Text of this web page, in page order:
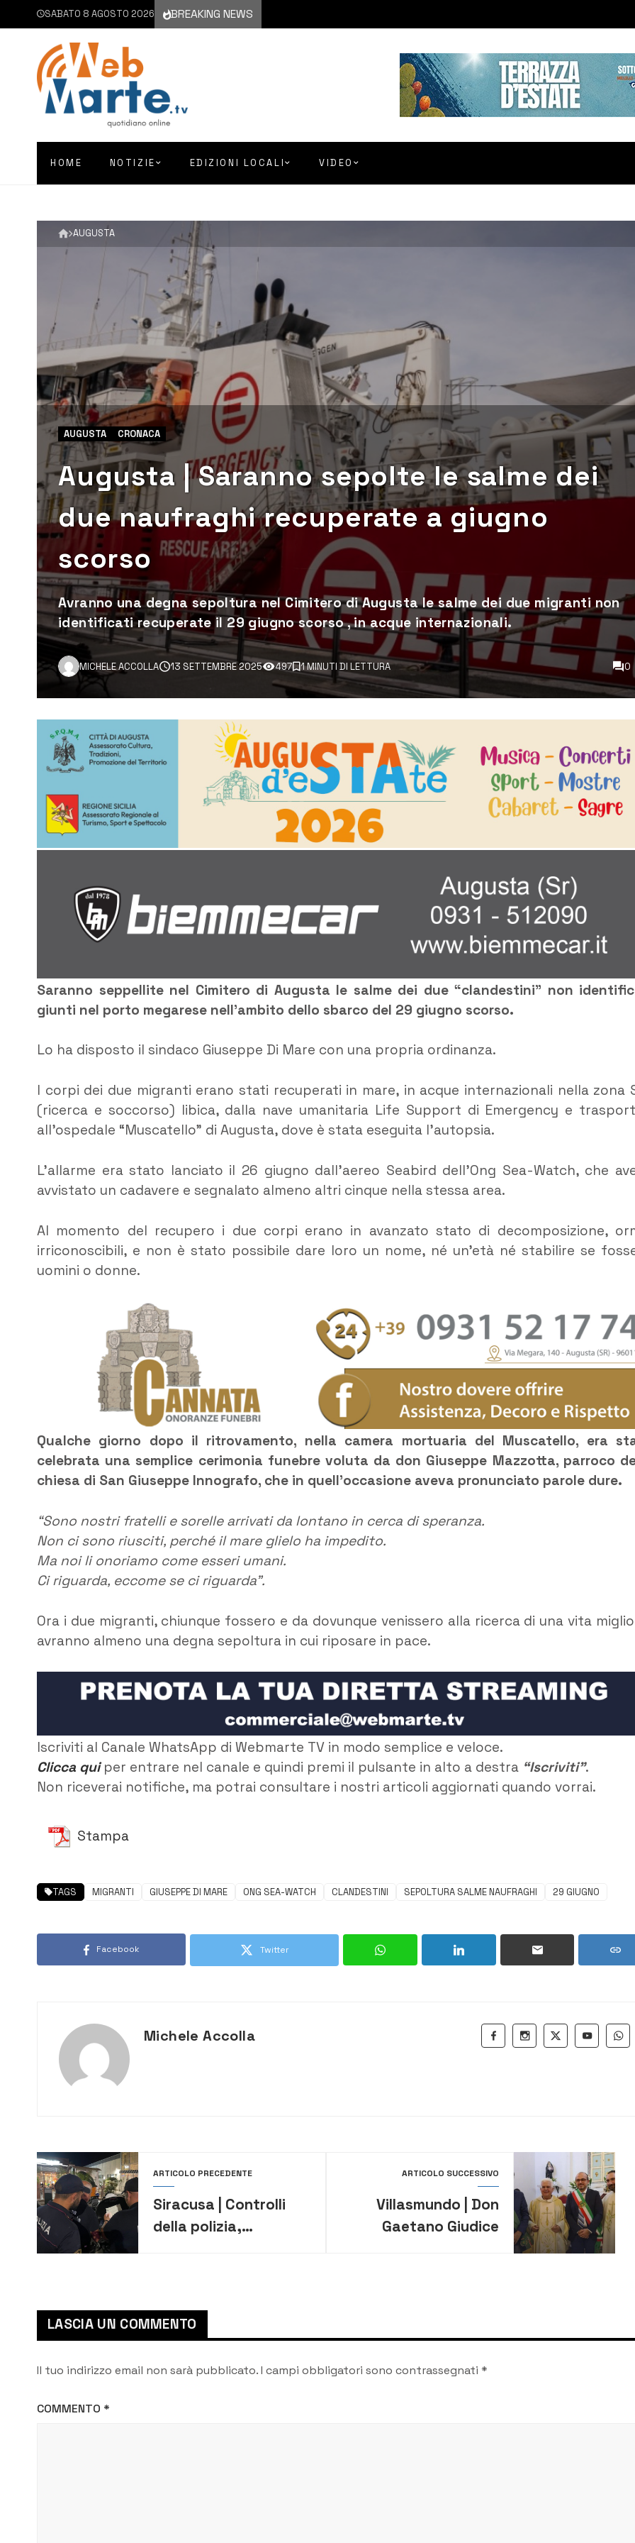
SABATO 8 AGOSTO 2026 BREAKING NEWS
HOME NOTIZIE EDIZIONI LOCALI VIDEO
AUGUSTA
AUGUSTA CRONACA
Augusta | Saranno sepolte le salme dei
due naufraghi recuperate a giugno
scorso
Avranno una degna sepoltura nel Cimitero di Augusta le salme dei due migranti non
identificati recuperate il 29 giugno scorso , in acque internazionali.
MICHELE ACCOLLA 13 SETTEMBRE 2025 497 1 MINUTI DI LETTURA 0
Saranno seppellite nel Cimitero di Augusta le salme dei due “clandestini” non
giunti nel porto megarese nell’ambito dello sbarco del 29 giugno scorso.
Lo ha disposto il sindaco Giuseppe Di Mare con una propria ordinanza.
I corpi dei due migranti erano stati recuperati in mare, in acque internazionali nella zona
(ricerca e soccorso) libica, dalla nave umanitaria Life Support di Emergency e
all’ospedale “Muscatello” di Augusta, dove è stata eseguita l’autopsia.
L’allarme era stato lanciato il 26 giugno dall’aereo Seabird dell’Ong Sea-Watch, che
avvistato un cadavere e segnalato almeno altri cinque nella stessa area.
Al momento del recupero i due corpi erano in avanzato stato di decomposizione,
irriconoscibili, e non è stato possibile dare loro un nome, né un’età né stabilire se
uomini o donne.
Qualche giorno dopo il ritrovamento, nella camera mortuaria del Muscatello, era
celebrata una semplice cerimonia funebre voluta da don Giuseppe Mazzotta, parroco
chiesa di San Giuseppe Innografo, che in quell’occasione aveva pronunciato parole dure.
“Sono nostri fratelli e sorelle arrivati da lontano in cerca di speranza.
Non ci sono riusciti, perché il mare glielo ha impedito.
Ma noi li onoriamo come esseri umani.
Ci riguarda, eccome se ci riguarda”.
Ora i due migranti, chiunque fossero e da dovunque venissero alla ricerca di una vita
avranno almeno una degna sepoltura in cui riposare in pace.
Iscriviti al Canale WhatsApp di Webmarte TV in modo semplice e veloce.
Clicca quiper entrare nel canale e quindi premi il pulsante in alto a destra “Iscriviti”.
Non riceverai notifiche, ma potrai consultare i nostri articoli aggiornati quando vorrai.
Stampa
TAGS MIGRANTI GIUSEPPE DI MARE ONG SEA-WATCH CLANDESTINI SEPOLTURA SALME NAUFRAGHI 29 GIUGNO
Facebook Twitter
Michele Accolla
ARTICOLO PRECEDENTE
Siracusa | Controlli
della polizia,
ARTICOLO SUCCESSIVO
Villasmundo | Don
Gaetano Giudice
LASCIA UN COMMENTO
Il tuo indirizzo email non sarà pubblicato.I campi obbligatori sono contrassegnati *
COMMENTO *